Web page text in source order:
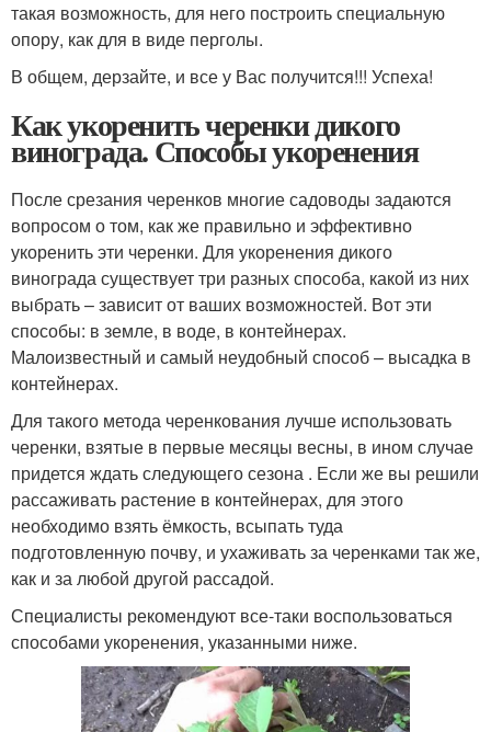
такая возможность, для него построить специальную
опору, как для в виде перголы.
В общем, дерзайте, и все у Вас получится!!! Успеха!
Как укоренить черенки дикого
винограда. Способы укоренения
После срезания черенков многие садоводы задаются
вопросом о том, как же правильно и эффективно
укоренить эти черенки. Для укоренения дикого
винограда существует три разных способа, какой из них
выбрать – зависит от ваших возможностей. Вот эти
способы: в земле, в воде, в контейнерах.
Малоизвестный и самый неудобный способ – высадка в
контейнерах.
Для такого метода черенкования лучше использовать
черенки, взятые в первые месяцы весны, в ином случае
придется ждать следующего сезона . Если же вы решили
рассаживать растение в контейнерах, для этого
необходимо взять ёмкость, всыпать туда
подготовленную почву, и ухаживать за черенками так же,
как и за любой другой рассадой.
Специалисты рекомендуют все-таки воспользоваться
способами укоренения, указанными ниже.